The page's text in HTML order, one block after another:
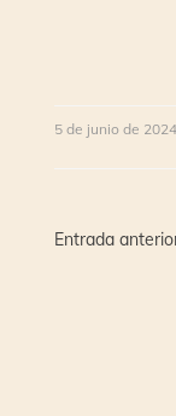
5 de junio de 2024
Entrada